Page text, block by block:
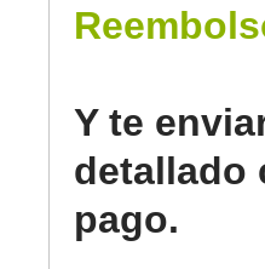
Y te
detallado
pago.